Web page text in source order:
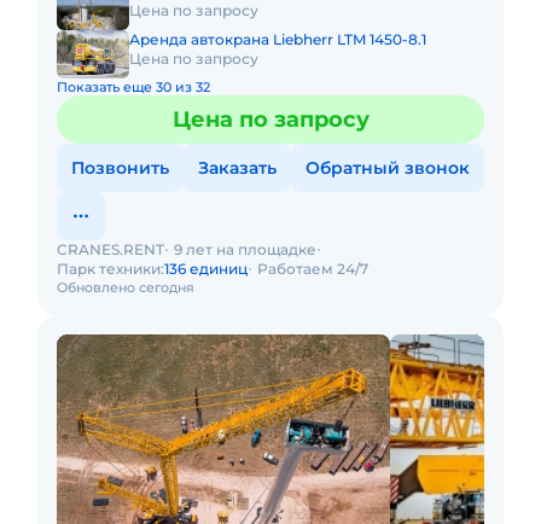
Цена по запросу
Аренда автокрана Liebherr LTM 1450-8.1
Цена по запросу
Показать еще 30 из 32
Цена по запросу
Позвонить Заказать Обратный звонок
Обновлено сегодня
CRANES.RENT 9 лет на площадке
Парк техники:136 единиц Работаем 24/7